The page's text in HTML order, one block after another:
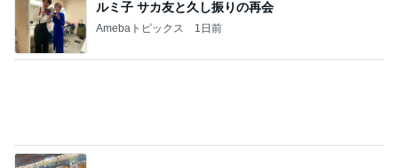
Amebaトピックス